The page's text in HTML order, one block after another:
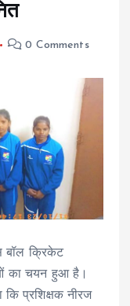
0 Comments
बॉल क्रिकेट
का चयन हुआ है।
कि प्रशिक्षक नीरज